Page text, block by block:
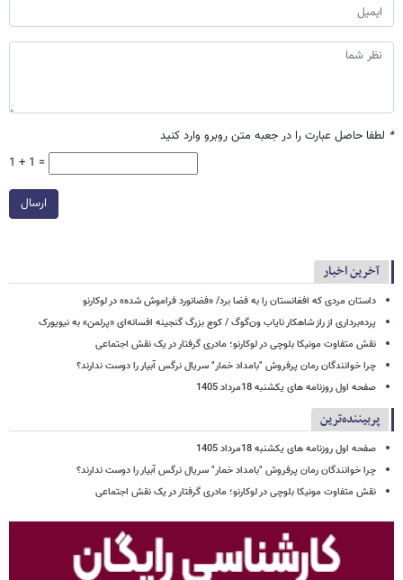
* لطفا حاصل عبارت را در جعبه متن روبرو وارد کنید
1 + 1 =
ارسال
آخرین اخبار
داستان مردی که افغانستان را به فضا برد/ «فضانورد فراموش شده» در لوکارنو
پرده‌برداری از راز شاهکار نایاب ون‌گوگ / کوچ بزرگ گنجینه افسانه‌ای «پرلمن» به نیویورک
نقش متفاوت مونیکا بلوچی در لوکارنو؛ مادری گرفتار در یک نقش اجتماعی
چرا خوانندگان رمان پرفروش "بامداد خمار" سریال نرگس آبیار را دوست ندارند؟
صفحه اول روزنامه های یکشنبه 18مرداد 1405
پربیننده‌ترین
صفحه اول روزنامه های یکشنبه 18مرداد 1405
چرا خوانندگان رمان پرفروش "بامداد خمار" سریال نرگس آبیار را دوست ندارند؟
نقش متفاوت مونیکا بلوچی در لوکارنو؛ مادری گرفتار در یک نقش اجتماعی